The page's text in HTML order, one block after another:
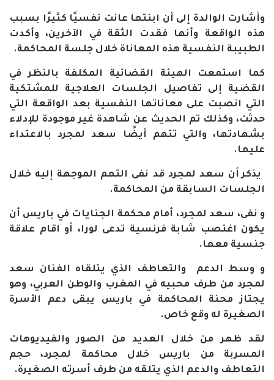
وأشارت الوالدة إلى أن ابنتها عانت نفسيًا كثيرًا بسبب
هذه الواقعة وأنها فقدت الثقة في الآخرين، وأكدت
الطبيبة النفسية هذه المعاناة خلال جلسة المحاكمة.
كما استمعت الهيئة القضائية المكلفة بالنظر في
القضية إلى تفاصيل الجلسات العلاجية للمشتكية
التي انصبت على معاناتها النفسية بعد الواقعة التي
حدثت، وكذلك تم الحديث عن شاهدة غير موجودة للإدلاء
بشهادتها، والتي تتهم أيضًا سعد لمجرد بالاعتداء
عليها.
يذكر أن سعد لمجرد قد نفى التهم الموجهة إليه خلال
الجلسات السابقة من المحاكمة.
و نفى، سعد لمجرد، أمام محكمة الجنايات في باريس أن
يكون اغتصب شابة فرنسية تدعى لورا، أو اقام علاقة
جنسية معها.
و وسط الدعم والتعاطف الذي يتلقاه الفنان سعد
لمجرد من طرف محبيه في المغرب والوطن العربي، وهو
يجتاز محنة المحاكمة في باريس يبقى دعم الأسرة
الصغيرة له وقع خاص.
لقد ظهر من خلال العديد من الصور والفيديوهات
المسربة من باريس خلال محاكمة لمجرد، حجم
التعاطف والدعم الذي يتلقه من طرف أسرته الصغيرة.